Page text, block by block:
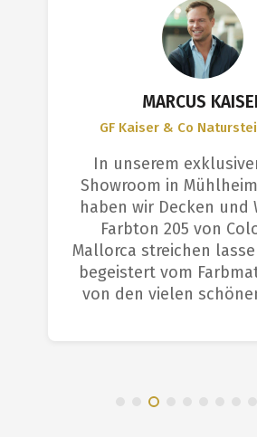
MARCUS
GF Kaiser & Co
In unserem
Showroom in
haben wir Decken und
Farbton 205 von
Mallorca streichen
begeistert vom
von den vielen